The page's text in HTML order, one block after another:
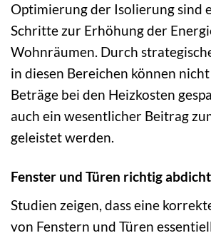
Optimierung der Isolierung sind
Schritte zur Erhöhung der
Wohnräumen. Durch
in diesen Bereichen können
Beträge bei den Heizkosten
auch ein wesentlicher Beitrag
geleistet werden.
Fenster und Türen richtig
Studien zeigen, dass eine
von Fenstern und Türen